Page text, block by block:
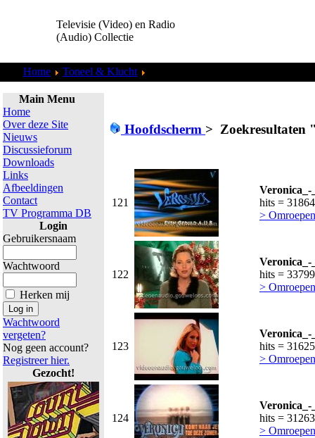
Televisie (Video) en Radio
(Audio) Collectie
Home Toneel & Klucht
Main Menu
Home
Over deze Site
Nieuws
Discussieforum
Downloads
Links
Afbeeldingen
Contact
TV Programma DB
Login
Gebruikersnaam
Wachtwoord
Herken mij
Wachtwoord
vergeten?
Nog geen account?
Registreer hier.
Gezocht!
Hoofdscherm > Zoekresultaten
121
Veronica_-
hits = 31864
>
122
Veronica_-
hits = 33799
>
123
Veronica_-
hits = 31625
>
124
Veronica_-
hits = 31263
>